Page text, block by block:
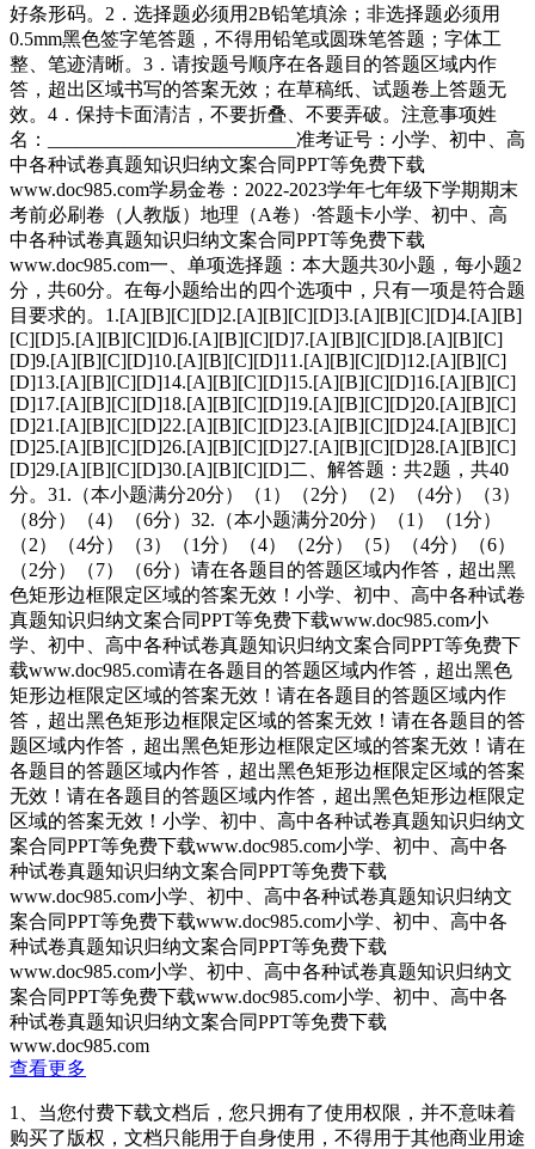
好条形码。2．选择题必须用2B铅笔填涂；非选择题必须用
0.5mm黑色签字笔答题，不得用铅笔或圆珠笔答题；字体工
整、笔迹清晰。3．请按题号顺序在各题目的答题区域内作
答，超出区域书写的答案无效；在草稿纸、试题卷上答题无
效。4．保持卡面清洁，不要折叠、不要弄破。注意事项姓
名：__________________________准考证号：小学、初中、高
中各种试卷真题知识归纳文案合同PPT等免费下载
www.doc985.com学易金卷：2022-2023学年七年级下学期期末
考前必刷卷（人教版）地理（A卷）·答题卡小学、初中、高
中各种试卷真题知识归纳文案合同PPT等免费下载
www.doc985.com一、单项选择题：本大题共30小题，每小题2
分，共60分。在每小题给出的四个选项中，只有一项是符合题
目要求的。1.[A][B][C][D]2.[A][B][C][D]3.[A][B][C][D]4.[A][B]
[C][D]5.[A][B][C][D]6.[A][B][C][D]7.[A][B][C][D]8.[A][B][C]
[D]9.[A][B][C][D]10.[A][B][C][D]11.[A][B][C][D]12.[A][B][C]
[D]13.[A][B][C][D]14.[A][B][C][D]15.[A][B][C][D]16.[A][B][C]
[D]17.[A][B][C][D]18.[A][B][C][D]19.[A][B][C][D]20.[A][B][C]
[D]21.[A][B][C][D]22.[A][B][C][D]23.[A][B][C][D]24.[A][B][C]
[D]25.[A][B][C][D]26.[A][B][C][D]27.[A][B][C][D]28.[A][B][C]
[D]29.[A][B][C][D]30.[A][B][C][D]二、解答题：共2题，共40
分。31.（本小题满分20分）（1）（2分）（2）（4分）（3）
（8分）（4）（6分）32.（本小题满分20分）（1）（1分）
（2）（4分）（3）（1分）（4）（2分）（5）（4分）（6）
（2分）（7）（6分）请在各题目的答题区域内作答，超出黑
色矩形边框限定区域的答案无效！小学、初中、高中各种试卷
真题知识归纳文案合同PPT等免费下载www.doc985.com小
学、初中、高中各种试卷真题知识归纳文案合同PPT等免费下
载www.doc985.com请在各题目的答题区域内作答，超出黑色
矩形边框限定区域的答案无效！请在各题目的答题区域内作
答，超出黑色矩形边框限定区域的答案无效！请在各题目的答
题区域内作答，超出黑色矩形边框限定区域的答案无效！请在
各题目的答题区域内作答，超出黑色矩形边框限定区域的答案
无效！请在各题目的答题区域内作答，超出黑色矩形边框限定
区域的答案无效！小学、初中、高中各种试卷真题知识归纳文
案合同PPT等免费下载www.doc985.com小学、初中、高中各
种试卷真题知识归纳文案合同PPT等免费下载
www.doc985.com小学、初中、高中各种试卷真题知识归纳文
案合同PPT等免费下载www.doc985.com小学、初中、高中各
种试卷真题知识归纳文案合同PPT等免费下载
www.doc985.com小学、初中、高中各种试卷真题知识归纳文
案合同PPT等免费下载www.doc985.com小学、初中、高中各
种试卷真题知识归纳文案合同PPT等免费下载
www.doc985.com
查看更多
1、当您付费下载文档后，您只拥有了使用权限，并不意味着
购买了版权，文档只能用于自身使用，不得用于其他商业用途